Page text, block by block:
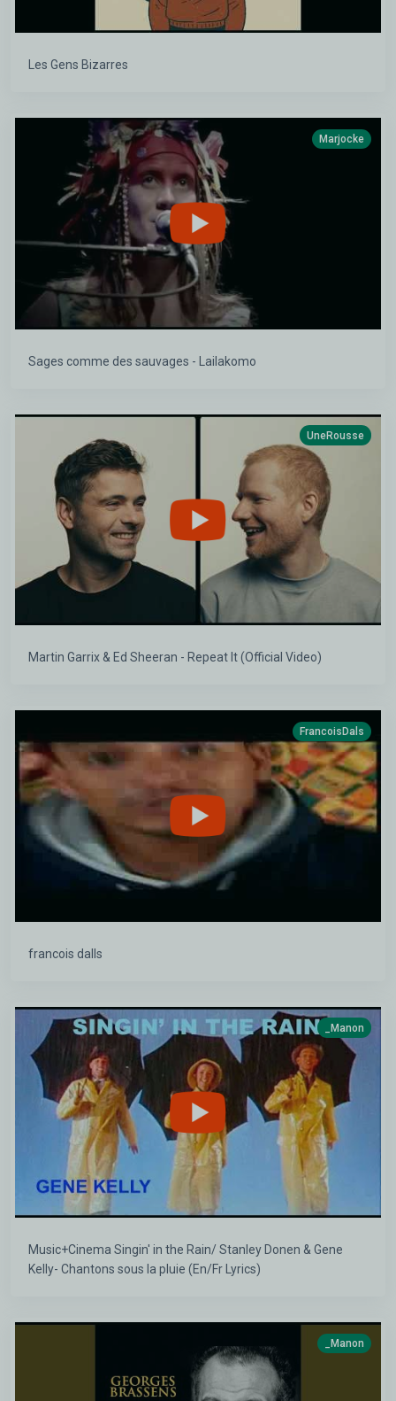
Les Gens Bizarres
Marjocke
Sages comme des sauvages - Lailakomo
UneRousse
Martin Garrix & Ed Sheeran - Repeat It (Official Video)
FrancoisDals
francois dalls
_Manon
Music+Cinema Singin' in the Rain/ Stanley Donen & Gene
Kelly- Chantons sous la pluie (En/Fr Lyrics)
_Manon